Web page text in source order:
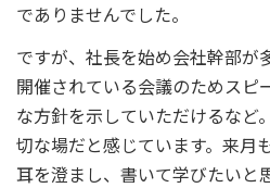
でありませんでした。
ですが、社長を始め会社幹部が
開催されている会議のためスピ
な方針を示していただけるなど
切な場だと感じています。来月
耳を澄まし、書いて学びたいと